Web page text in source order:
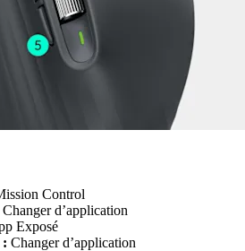
Control
Changer d’application
Exposé
: Changer d’application